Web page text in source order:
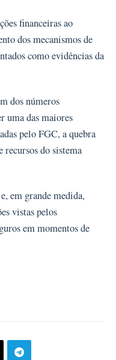
financeiras ao
dos mecanismos de
como evidências da
dos números
uma das maiores
pelo FGC, a quebra
recursos do sistema
em grande medida,
vistas pelos
em momentos de